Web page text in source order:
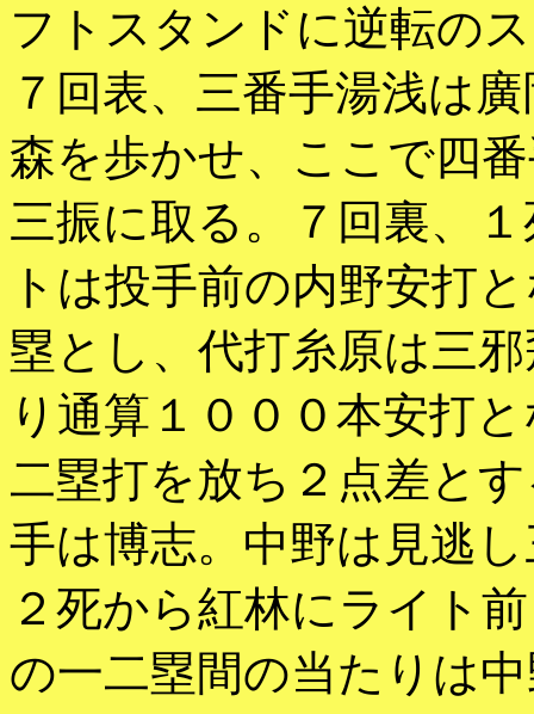
フトスタンドに逆転の
７回表、三番手湯浅は
森を歩かせ、ここで四
三振に取る。７回裏、
トは投手前の内野安打
塁とし、代打糸原は三
り通算１０００本安打
二塁打を放ち２点差と
手は博志。中野は見逃
２死から紅林にライト
の一二塁間の当たりは